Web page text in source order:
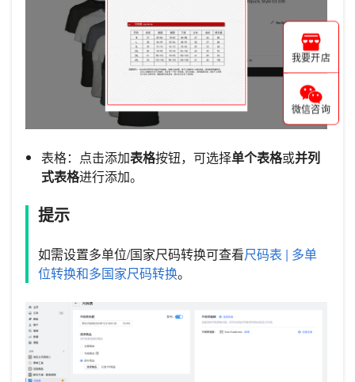
表格：点击添加表格按钮，可选择单个表格或并列
式表格进行添加。
提示
如需设置多单位/国家尺码转换可查看尺码表 | 多单
位转换和多国家尺码转换。
我要开店
微信咨询